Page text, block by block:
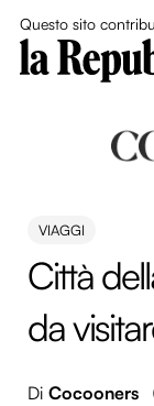
Questo sito
VIAGGI
Città
da
Di Cocooners